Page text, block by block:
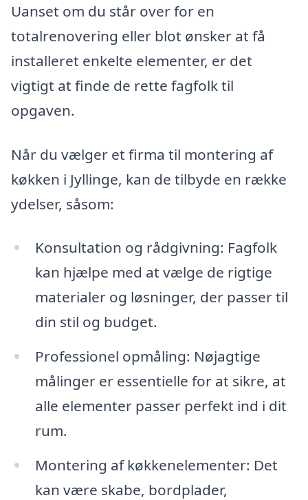
Uanset om du står over for en
totalrenovering eller blot ønsker at få
installeret enkelte elementer, er det
vigtigt at finde de rette fagfolk til
opgaven.
Når du vælger et firma til montering af
køkken i Jyllinge, kan de tilbyde en række
ydelser, såsom:
Konsultation og rådgivning: Fagfolk
kan hjælpe med at vælge de rigtige
materialer og løsninger, der passer til
din stil og budget.
Professionel opmåling: Nøjagtige
målinger er essentielle for at sikre, at
alle elementer passer perfekt ind i dit
rum.
Montering af køkkenelementer: Det
kan være skabe, bordplader,